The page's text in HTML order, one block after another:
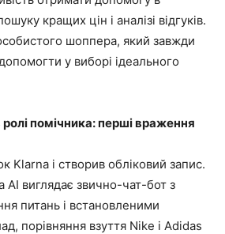
кращих цін і аналізі відгуків.
шоппера, який завжди
у виборі ідеального
помічника: перші враження
Klarna і створив обліковий запис.
AI виглядає звично-чат-бот з
питань і встановленими
порівняння взуття Nike і Adidas